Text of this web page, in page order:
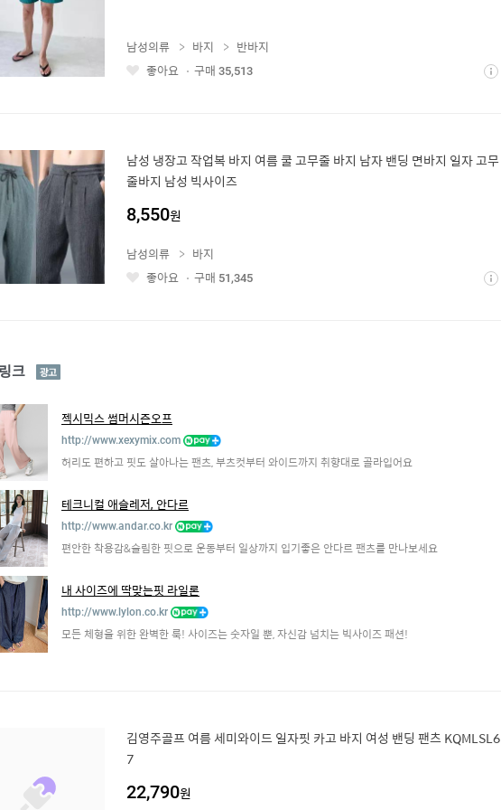
좋 상
남성의류 바지
반바지
좋아요
구매 35,513
남성 냉장고 작업복 바지 여름 쿨 고무줄 바지 남자 밴딩 면바지 일자 고무
줄바지 남성 빅사이즈
8,550원
좋 상
남성의류
바지
좋아요
구매 51,345
크 광
고
젝시믹스 썸머시즌오프
http://www.xexymix.com
허리도 편하고 핏도 살아나는 팬츠, 부츠컷부터 와이드까지 취향대로 골라입어요
테크니컬 애슬레저, 안다르
http://www.andar.co.kr
편안한 착용감&슬림한 핏으로 운동부터 일상까지 입기좋은 안다르 팬츠를 만나보세요
내 사이즈에 딱맞는핏 라일론
http://www.lylon.co.kr
모든 체형을 위한 완벽한 룩! 사이즈는 숫자일 뿐, 자신감 넘치는 빅사이즈 패션!
김영주골프 여름 세미와이드 일자핏 카고 바지 여성 밴딩 팬츠 KQMLSL6
7
22,790원